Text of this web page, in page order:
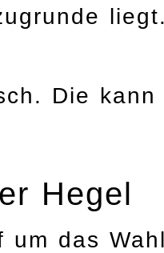
Die kann
Hegel
um das